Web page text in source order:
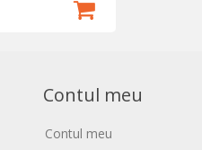
Contul meu
Contul meu